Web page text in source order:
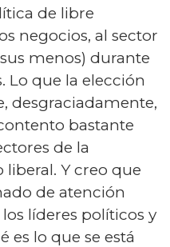
de libre
negocios, al sector
menos) durante
Lo que la elección
desgraciadamente,
bastante
de la
Y creo que
de atención
líderes políticos y
es lo que se está